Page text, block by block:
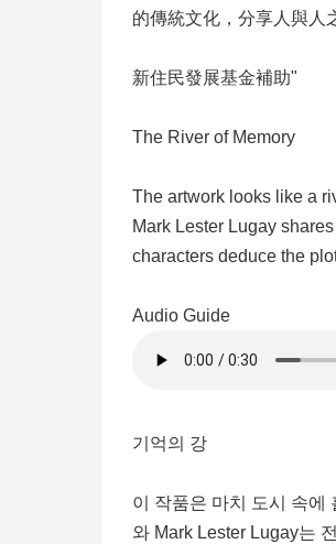
的傳統文化，分享人與人
新住民發展基金補助"
The River of Memory
The artwork looks like a
Mark Lester Lugay
characters deduce the
Audio Guide
기억의 강
이 작품은 마치 도시 속에
와 Mark Lester Lugay는